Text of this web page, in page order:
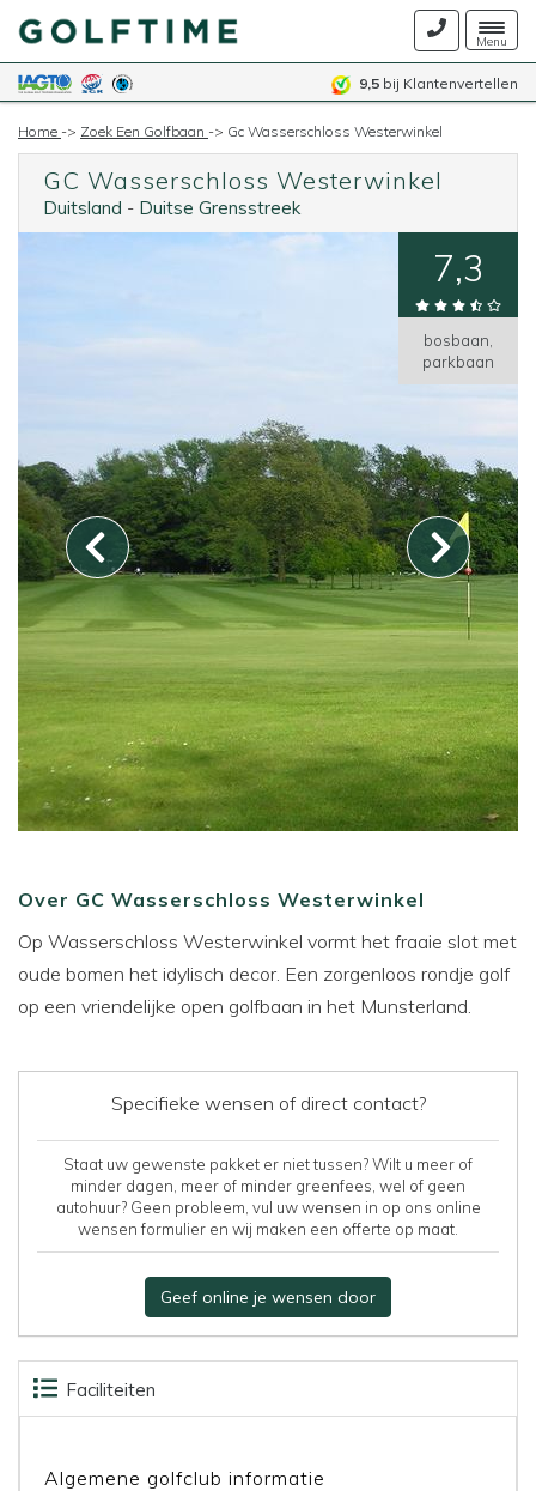
Menu
9,5 bij Klantenvertellen
Home -> Zoek Een Golfbaan -> Gc Wasserschloss Westerwinkel
GC Wasserschloss Westerwinkel
Duitsland - Duitse Grensstreek
7,3
bosbaan,
parkbaan
Over GC Wasserschloss Westerwinkel
Op Wasserschloss Westerwinkel vormt het fraaie slot met
oude bomen het idylisch decor. Een zorgenloos rondje golf
op een vriendelijke open golfbaan in het Munsterland.
Specifieke wensen of direct contact?
Staat uw gewenste pakket er niet tussen? Wilt u meer of
minder dagen, meer of minder greenfees, wel of geen
autohuur? Geen probleem, vul uw wensen in op ons online
wensen formulier en wij maken een offerte op maat.
Geef online je wensen door
Faciliteiten
Algemene golfclub informatie